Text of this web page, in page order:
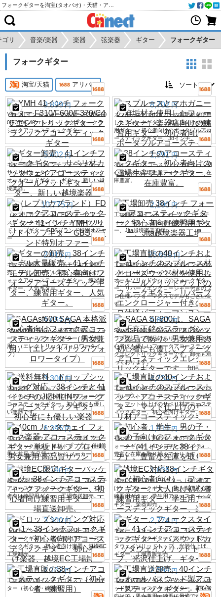
リ 音楽/楽器 楽器 弦楽器 ギター フォークギター
フォークギター
淘宝/天猫 アリババ
9,899 円
YMH 41インチ フォークギター F310/F60
0/F370/C40 エレクトリックギター クラ
シックアコースティックギター
8,702 円
スプルースとマホガニーの無垢材を使用
したフォークギター、楽器店向けの練習
用ギター、初心者向けのポータブルアコ
ースティックギター、38インチ。
5,402 円
ギター卸売、41インチフォークギター、
サペリ材カッタウェイアコースティック
オールウッドギター、ギター、新しい越
境楽器。
1,591 円
38インチのアコースティックギター、初
心者向けの工場生産フォークギター、在
庫豊富。
10,775 円
（レプリカブランド）FDフォークアコー
スティックギター 41インチ YMHソリッ
ドトップギター GBSブランド特別オファ
ー
2,190 円
工場卸売 38インチ フォークアコーステ
ィックギター、初心者向け練習用ギタ
ー、Jita越境楽器工場
2,015 円
ギターの卸売、38インチモデル大量販
売、41インチモデル卸売、初心者向けフ
ォークアコースティックギター、練習用
ギター、人気ギター。
25,696 円
工場直販の40インチおよび41インチのス
プルース材とローズウッド材を使用した
オールソリッドウッドのフォークギタ
ー。リバーブエンクロージャー付きのプ
ロ仕様パフォーマンスモデルもございま
す。
9,052 円
SAGAsf600 SAGA 本格派初心者向けフォ
ークアコースティックギター（男女兼
用）（エレクトリック/フォロワータイ
プ）
9,607 円
SAGA SF600は、SAGAの正真正銘のフ
ラッグシップ製品であり、男女兼用の初
心者にも優しいフォークアコースティッ
クエレクトリックギターです。卸売も承
っております。
3,300 円
送料無料、ドロップシッピング対応。38
インチと41インチのJIZHILINフォークア
コースティックギター。初心者にも優し
い楽器です。
4,234 円
工場直販の40インチおよび41インチのス
プルーストップ・アコースティックギタ
ー、マット仕上げのサペリ材アコーステ
ィックギター、初心者向けギター。
6,395 円
40cm カッタウェイ フォーク楽器 アコー
スティックギター 単板トップ プロ仕様
男女兼用 高品質サウンド メーカー卸売
1,810 円
初心者、学生、男の子・女の子向けのフ
ォークギター（41インチと38インチ）。
豊富な在庫を取り揃えております。
2,190 円
越境EC限定ギターパッケージ、38インチ
アコースティックフォークギター、初心
者向け練習用ギター、工場直送卸売。
1,635 円
越境EC対応38インチギター（初心者向
け）、フォークギター、大人向け初心者
練習用ギター、学生用アコースティック
ギター、楽器卸売
3,300 円
ドロップシッピング対応の41～38インチ
フォークギター、初心者向けアコーステ
ィックギター、初心者向け楽器、越境EC
工場卸売
2,774 円
ギター、フォークスタイル、41インチア
コースティックギター、バスウッドカッ
タウェイソリッドトップ、光沢仕上げ、
ギター、工場直販卸売
2,102 円
工場直販の38インチアコースティックギ
ター（初心者・練習用）
2,599 円
工場直送卸売、40インチのオールバスウ
ッド製アコースティックギター。初心者